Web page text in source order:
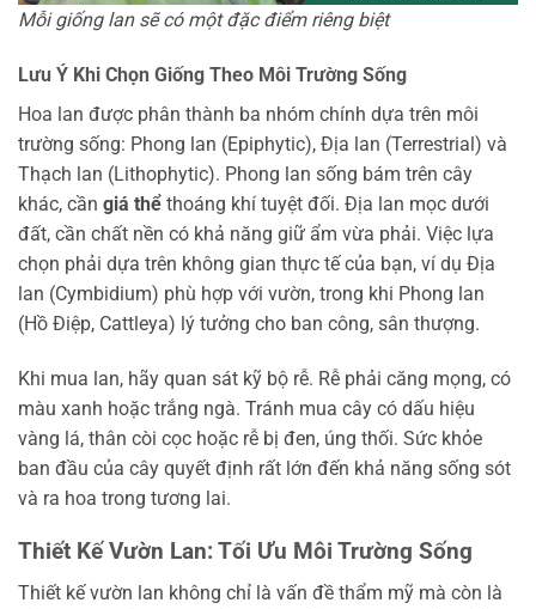
Mỗi giống lan sẽ có một đặc điểm riêng biệt
Lưu Ý Khi Chọn Giống Theo Môi Trường Sống
Hoa lan được phân thành ba nhóm chính dựa trên môi
trường sống: Phong lan (Epiphytic), Địa lan (Terrestrial) và
Thạch lan (Lithophytic). Phong lan sống bám trên cây
khác, cần giá thể thoáng khí tuyệt đối. Địa lan mọc dưới
đất, cần chất nền có khả năng giữ ẩm vừa phải. Việc lựa
chọn phải dựa trên không gian thực tế của bạn, ví dụ Địa
lan (Cymbidium) phù hợp với vườn, trong khi Phong lan
(Hồ Điệp, Cattleya) lý tưởng cho ban công, sân thượng.
Khi mua lan, hãy quan sát kỹ bộ rễ. Rễ phải căng mọng, có
màu xanh hoặc trắng ngà. Tránh mua cây có dấu hiệu
vàng lá, thân còi cọc hoặc rễ bị đen, úng thối. Sức khỏe
ban đầu của cây quyết định rất lớn đến khả năng sống sót
và ra hoa trong tương lai.
Thiết Kế Vườn Lan: Tối Ưu Môi Trường Sống
Thiết kế vườn lan không chỉ là vấn đề thẩm mỹ mà còn là